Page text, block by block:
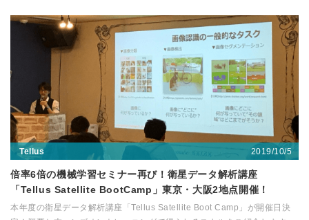
Tellus 2019/10/5
倍率6倍の機械学習セミナー再び！衛星データ解析講座
「Tellus Satellite BootCamp」東京・大阪2地点開催！
本年度の衛星データ解析講座「Tellus Satellite Boot Camp」が開催日決